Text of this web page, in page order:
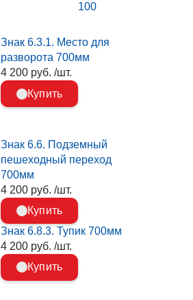
100
Знак 6.3.1. Место для
разворота 700мм
4 200 руб. /шт.
Купить
Знак 6.6. Подземный
пешеходный переход
700мм
4 200 руб. /шт.
Купить
Знак 6.8.3. Тупик 700мм
4 200 руб. /шт.
Купить